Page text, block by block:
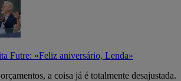
Futre: «Feliz aniversário, Lenda»
a coisa já é totalmente desajustada.